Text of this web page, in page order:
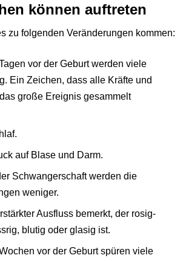
können auftreten
zu folgenden Veränderungen kommen:
vor der Geburt werden viele
Ein Zeichen, dass alle Kräfte und
große Ereignis gesammelt
auf Blase und Darm.
Schwangerschaft werden die
weniger.
Ausfluss bemerkt, der rosig-
blutig oder glasig ist.
vor der Geburt spüren viele